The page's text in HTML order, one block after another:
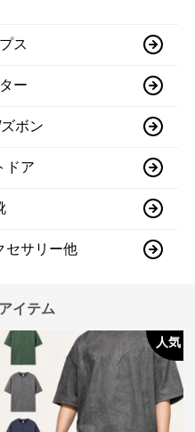
ス
ー
ボン
ドア
セサリー他
イテム
人気